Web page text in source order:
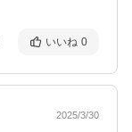
いいね 0
2025/3/30